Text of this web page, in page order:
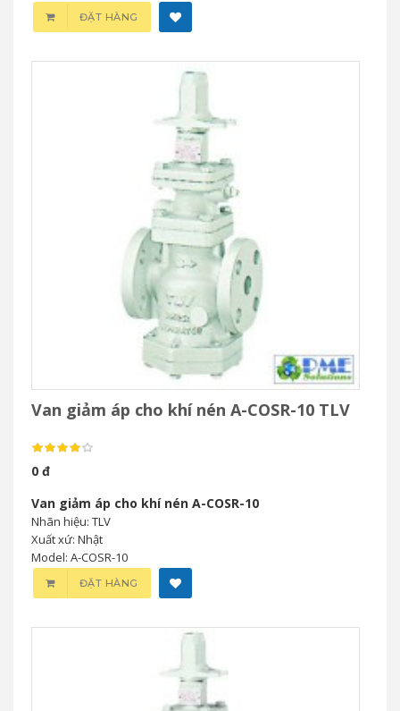
ĐẶT HÀNG
Van giảm áp cho khí nén A-COSR-10 TLV
0 đ
Van giảm áp cho khí nén A-COSR-10
Nhãn hiệu: TLV
Xuất xứ: Nhật
Model: A-COSR-10
ĐẶT HÀNG